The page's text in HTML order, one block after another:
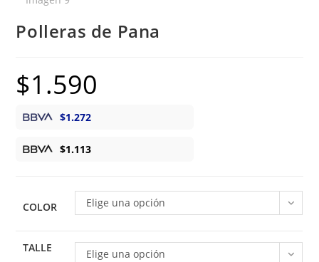
Polleras de Pana
$1.590
$1.272
$1.113
COLOR Elige una opción
TALLE Elige una opción